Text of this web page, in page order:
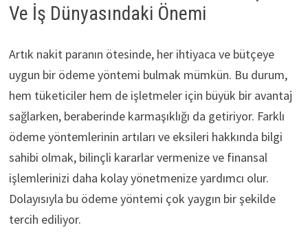
Ve İş Dünyasındaki Önemi
Artık nakit paranın ötesinde, her ihtiyaca ve bütçeye
uygun bir ödeme yöntemi bulmak mümkün. Bu durum,
hem tüketiciler hem de işletmeler için büyük bir avantaj
sağlarken, beraberinde karmaşıklığı da getiriyor. Farklı
ödeme yöntemlerinin artıları ve eksileri hakkında bilgi
sahibi olmak, bilinçli kararlar vermenize ve finansal
işlemlerinizi daha kolay yönetmenize yardımcı olur.
Dolayısıyla bu ödeme yöntemi çok yaygın bir şekilde
tercih ediliyor.